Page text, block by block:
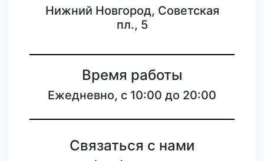
Нижний Новгород, Советская
пл., 5
Время работы
Ежедневно, с 10:00 до 20:00
Связаться с нами